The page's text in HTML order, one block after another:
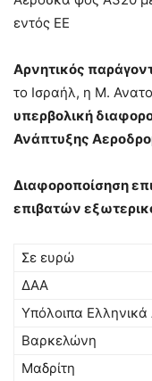
εντός ΕΕ
Αρνητικός
το Ισραήλ, η Μ.
υπερβολική
Ανάπτυξης
Διαφοροποίσηση
επιβατών
Σε ευρώ
ΔΑΑ
Υπόλοιπα Ελληνικά
Βαρκελώνη
Μαδρίτη